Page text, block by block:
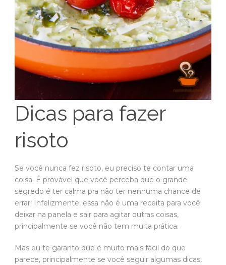
Dicas para fazer
risoto
Se você nunca fez risoto, eu preciso te contar uma
coisa. É provável que você perceba que o grande
segredo é ter calma pra não ter nenhuma chance de
errar. Infelizmente, essa não é uma receita para você
deixar na panela e sair para agitar outras coisas,
principalmente se você não tem muita prática.
Mas eu te garanto que é muito mais fácil do que
parece, principalmente se você seguir algumas dicas,